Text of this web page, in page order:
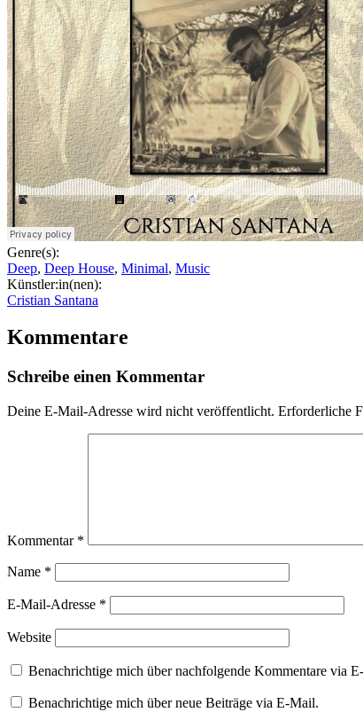
Genre(s):
Deep, Deep House, Minimal, Music
Künstler:in(nen):
Cristian Santana
Kommentare
Schreibe einen Kommentar
Deine E-Mail-Adresse wird nicht veröffentlicht. Erforderliche
Kommentar *
Name *
E-Mail-Adresse *
Website
Benachrichtige mich über nachfolgende Kommentare via
Benachrichtige mich über neue Beiträge via E-Mail.